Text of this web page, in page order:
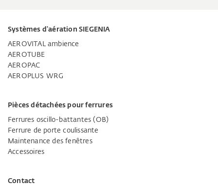
Systèmes d'aération SIEGENIA
AEROVITAL ambience
AEROTUBE
AEROPAC
AEROPLUS WRG
Pièces détachées pour ferrures
Ferrures oscillo-battantes (OB)
Ferrure de porte coulissante
Maintenance des fenêtres
Accessoires
Contact